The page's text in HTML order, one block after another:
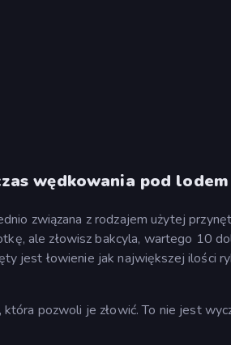
wędkowania pod lodem
związana z rodzajem użytej
ale złowisz bakcyla, wartego 10
jest łowienie jak największej ilości
pozwoli je złowić. To nie jest